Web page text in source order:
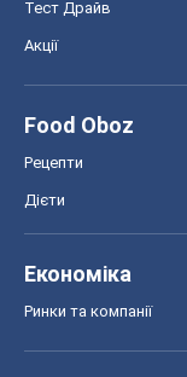
Тест Драйв
Акції
Food Oboz
Рецепти
Дієти
Економіка
Ринки та компанії